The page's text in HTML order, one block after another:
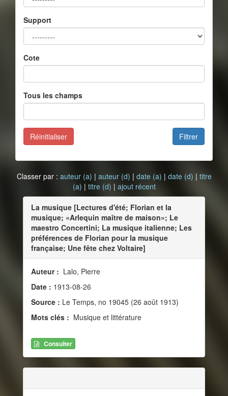
Support
Cote
Tous les champs
Filtrer
Réinitialiser
Classer par : auteur (a) | auteur (d) | date (a) | date (d) | titre
(a) | titre (d) | ajout récent
La musique [Lectures d'été; Florian et la
musique; «Arlequin maître de maison»; Le
maestro Concertini; La musique italienne; Les
préférences de Florian pour la musique
française; Une fête chez Voltaire]
Auteur : Lalo, Pierre
Date : 1913-08-26
Source : Le Temps, no 19045 (26 août 1913)
Mots clés : Musique et littérature
Consulter